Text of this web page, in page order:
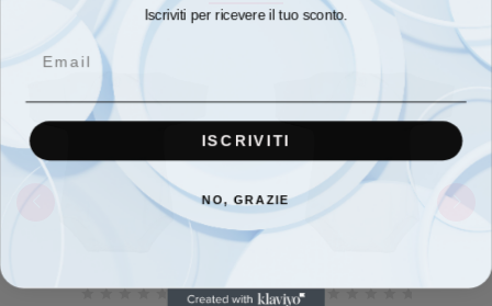
Iscriviti per ricevere il tuo sconto.
ISCRIVITI
NO, GRAZIE